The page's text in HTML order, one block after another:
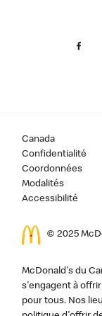
Canada
Confidentialité
Coordonnées
Modalités
Accessibilité
© 2025
McDonald's du
s'engagent à
pour tous. Nos